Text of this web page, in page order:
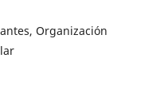
Organización